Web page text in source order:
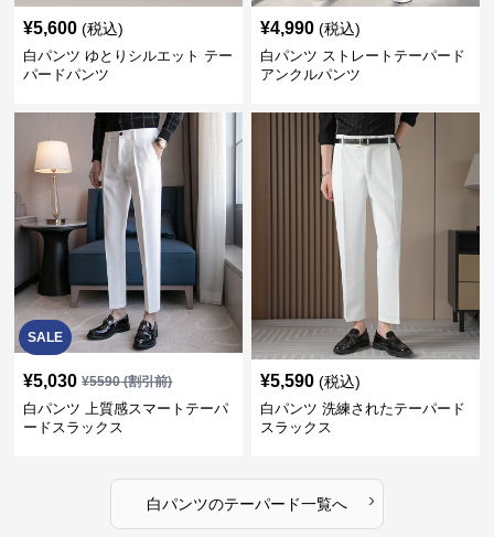
¥5,600 (税込)
白パンツ ゆとりシルエット テー
パードパンツ
¥4,990 (税込)
白パンツ ストレートテーパード
アンクルパンツ
SALE
¥5,030 ¥5590(割引前)
白パンツ 上質感スマートテーパ
ードスラックス
¥5,590 (税込)
白パンツ 洗練されたテーパード
スラックス
白パンツのテーパード一覧へ ›